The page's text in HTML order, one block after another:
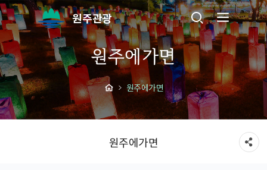
원주관광
원주에가면
원주에가면
원주에가면